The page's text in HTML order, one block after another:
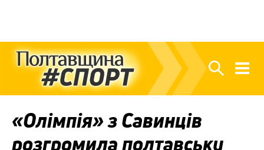
«Олімпія» з Савинців
розгромила полтавську